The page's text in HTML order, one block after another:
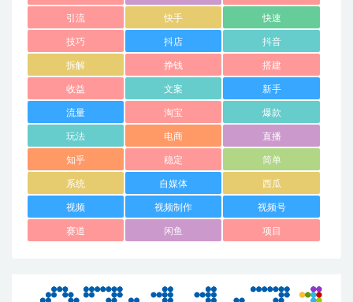
引流 快手 快速
技巧 抖店 抖音
拆解 挣钱 搭建
收益 文案 新手
流量 淘宝 爆款
玩法 电商 直播
知乎 稳定 简单
系统 自媒体 西瓜
视频 视频制作 视频号
赛道 闲鱼 项目